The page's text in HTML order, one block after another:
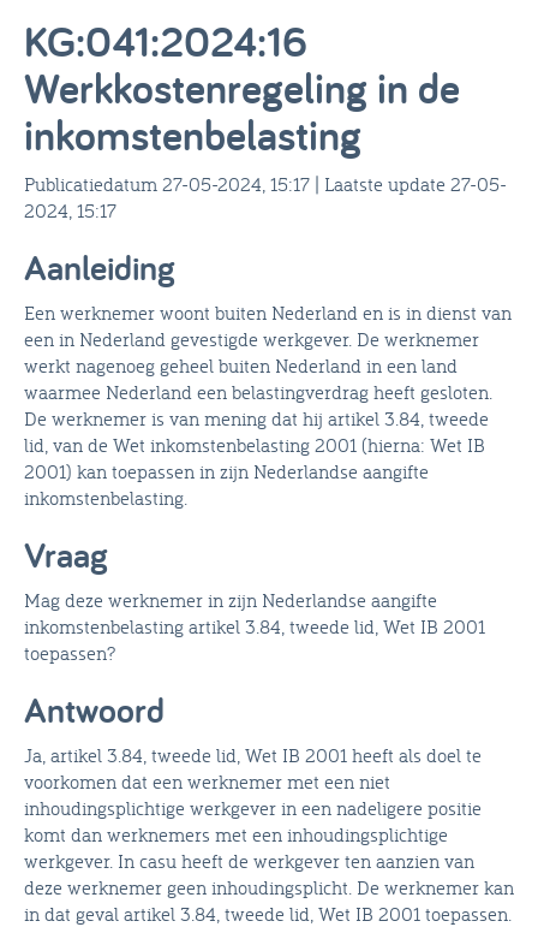
KG:041:2024:16
Werkkostenregeling in de
inkomstenbelasting
Publicatiedatum 27-05-2024, 15:17 | Laatste update 27-05-
2024, 15:17
Aanleiding
Een werknemer woont buiten Nederland en is in dienst van
een in Nederland gevestigde werkgever. De werknemer
werkt nagenoeg geheel buiten Nederland in een land
waarmee Nederland een belastingverdrag heeft gesloten.
De werknemer is van mening dat hij artikel 3.84, tweede
lid, van de Wet inkomstenbelasting 2001 (hierna: Wet IB
2001) kan toepassen in zijn Nederlandse aangifte
inkomstenbelasting.
Vraag
Mag deze werknemer in zijn Nederlandse aangifte
inkomstenbelasting artikel 3.84, tweede lid, Wet IB 2001
toepassen?
Antwoord
Ja, artikel 3.84, tweede lid, Wet IB 2001 heeft als doel te
voorkomen dat een werknemer met een niet
inhoudingsplichtige werkgever in een nadeligere positie
komt dan werknemers met een inhoudingsplichtige
werkgever. In casu heeft de werkgever ten aanzien van
deze werknemer geen inhoudingsplicht. De werknemer kan
in dat geval artikel 3.84, tweede lid, Wet IB 2001 toepassen.